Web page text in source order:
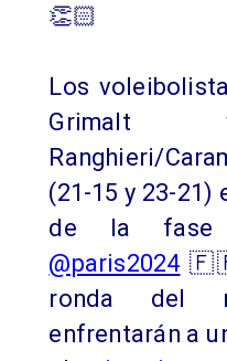
👏🏻
Los
Grimalt
Ranghieri/
(21-15 y 23-
de la fase
@paris2024 🇫🇷
ronda del
enfrentarán a